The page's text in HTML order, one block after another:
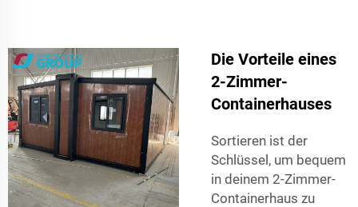
Die Vorteile eines
2-Zimmer-
Containerhauses
Sortieren ist der
Schlüssel, um bequem
in deinem 2-Zimmer-
Containerhaus zu